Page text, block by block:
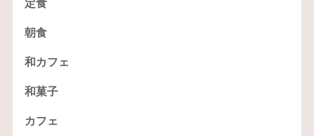
定食
朝食
和カフェ
和菓子
カフェ